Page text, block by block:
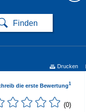
Drucken
die erste Bewertung1
(0)